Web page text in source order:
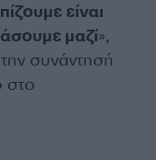
είναι
μαζί»,
συνάντησή
στο